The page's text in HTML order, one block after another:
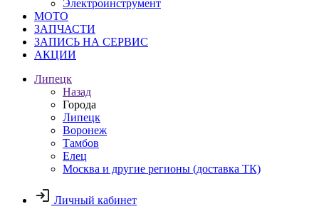
Электроинструмент
МОТО
ЗАПЧАСТИ
ЗАПИСЬ НА СЕРВИС
АКЦИИ
Липецк
Назад
Города
Липецк
Воронеж
Тамбов
Елец
Москва и другие регионы (доставка ТК)
Личный кабинет